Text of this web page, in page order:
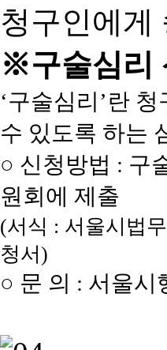
청구인에게
※구술심리
‘구술심리’란
수 있도록 하는
○ 신청방법 : 구
원회에 제출
(서식 : 서울시법
청서)
○ 문 의 : 서울시